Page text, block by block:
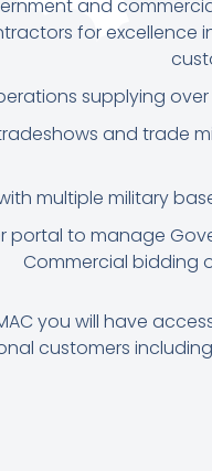
and
for excellence
supplying
and trade
multiple military
portal to manage
Commercial bidding
you will have
customers